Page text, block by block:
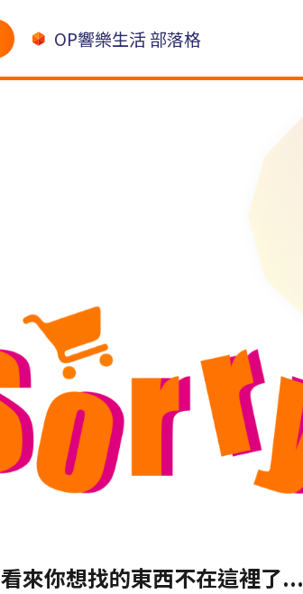
OP響樂生活 部落格
看來你想找的東西不在這裡了...